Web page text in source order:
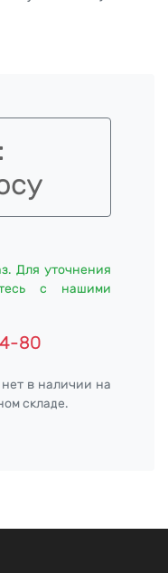
Для уточнения
с нашими
80
в наличии на
складе.